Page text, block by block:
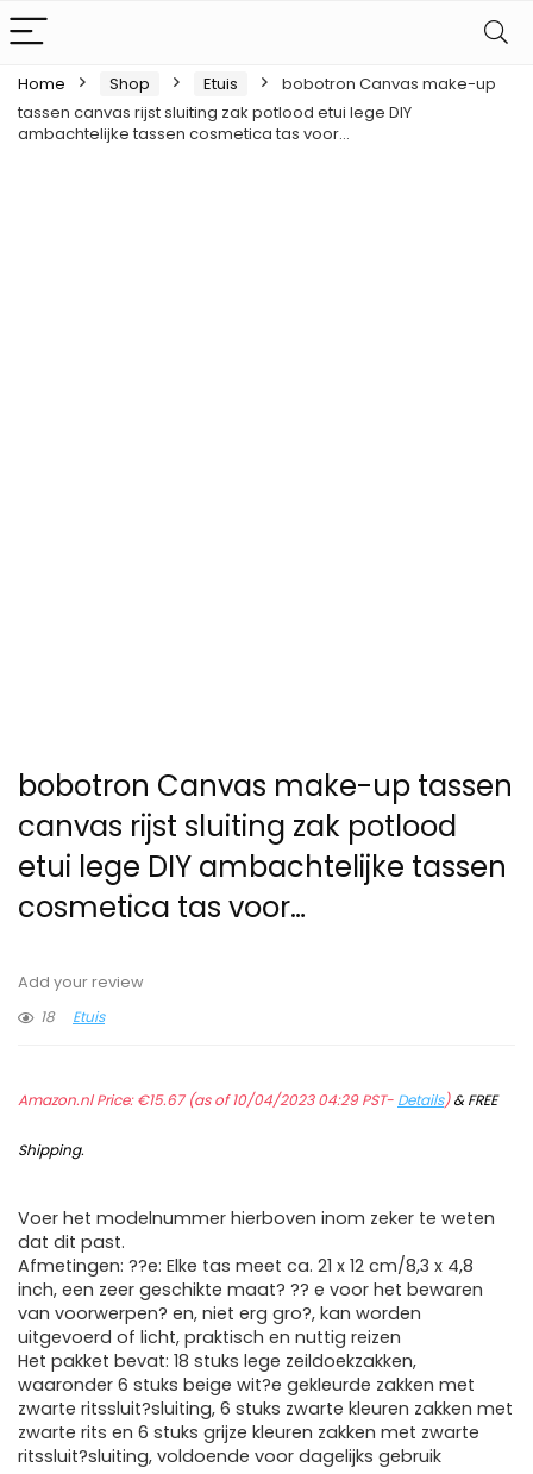
Home Shop Etuis
bobotron Canvas make-up
tassen canvas rijst sluiting zak potlood etui lege DIY
ambachtelijke tassen cosmetica tas voor…
bobotron Canvas make-up tassen
canvas rijst sluiting zak potlood
etui lege DIY ambachtelijke tassen
cosmetica tas voor…
Add your review
18
Etuis
Amazon.nl Price:€15.67(as of 10/04/2023 04:29 PST- Details)&FREE
Shipping.
Voer het modelnummer hierboven inom zeker te weten
dat dit past.
Afmetingen: ??e: Elke tas meet ca. 21 x 12 cm/8,3 x 4,8
inch, een zeer geschikte maat? ?? e voor het bewaren
van voorwerpen? en, niet erg gro?, kan worden
uitgevoerd of licht, praktisch en nuttig reizen
Het pakket bevat: 18 stuks lege zeildoekzakken,
waaronder 6 stuks beige wit?e gekleurde zakken met
zwarte ritssluit?sluiting, 6 stuks zwarte kleuren zakken met
zwarte rits en 6 stuks grijze kleuren zakken met zwarte
ritssluit?sluiting, voldoende voor dagelijks gebruik